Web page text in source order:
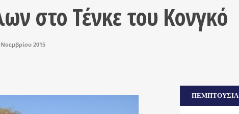
στο Τένκε του Κονγκό
2015
ΠΕΜΠΤΟΥΣΙΑ